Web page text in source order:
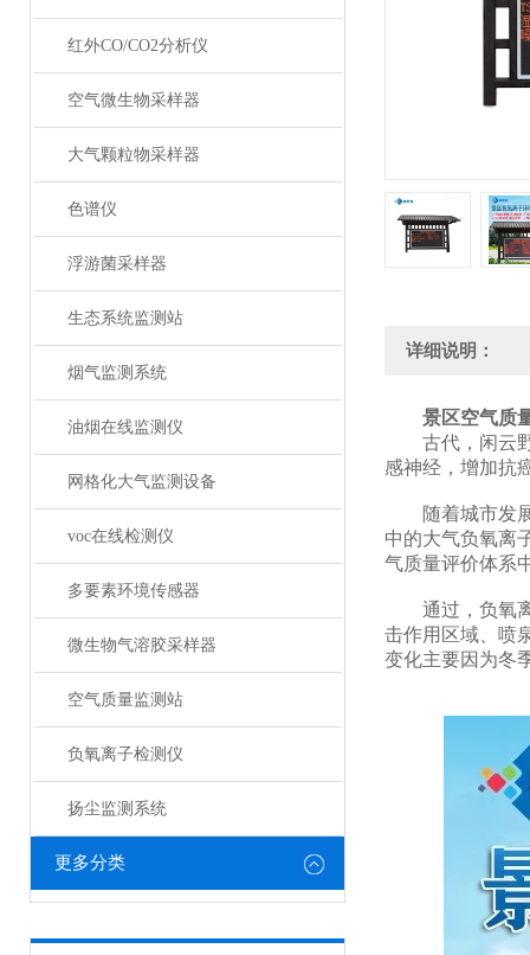
红外CO/CO2分析仪
空气微生物采样器
大气颗粒物采样器
色谱仪
浮游菌采样器
生态系统监测站
烟气监测系统
油烟在线监测仪
网格化大气监测设备
voc在线检测仪
多要素环境传感器
微生物气溶胶采样器
空气质量监测站
负氧离子检测仪
扬尘监测系统
更多分类
详细说明：
景区空气质
古代，闲云野
感神经，增加抗
随着城市发展
中的大气负氧离
气质量评价体系
通过，负氧离
击作用区域、喷
变化主要因为冬